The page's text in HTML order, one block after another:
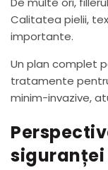
Calitatea pielii,
importante.
Un plan complet
tratamente
minim-invazive,